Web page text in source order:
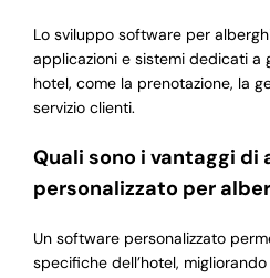
Lo sviluppo software per
applicazioni e sistemi dedicati a
hotel, come la prenotazione, la
servizio clienti.
Quali sono i vantaggi di
personalizzato per
Un software personalizzato
specifiche dell’hotel,